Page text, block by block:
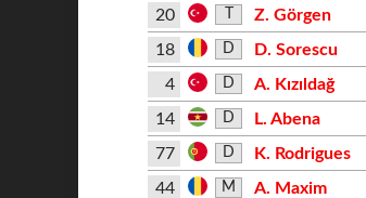
20
Z. Görgen
18
D D. Sorescu
4 D
A. Kızıldağ
14
D
L. Abena
77
D
K. Rodrigues
44
M A. Maxim